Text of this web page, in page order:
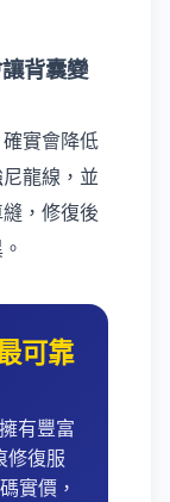
背囊變
實會降低
龍線，並
，修復後
可靠
有豐富
修復服
實價，